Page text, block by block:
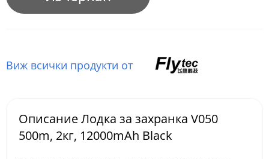
Виж всички продукти от
Описание Лодка за захранка V050
500m, 2кг, 12000mAh Black